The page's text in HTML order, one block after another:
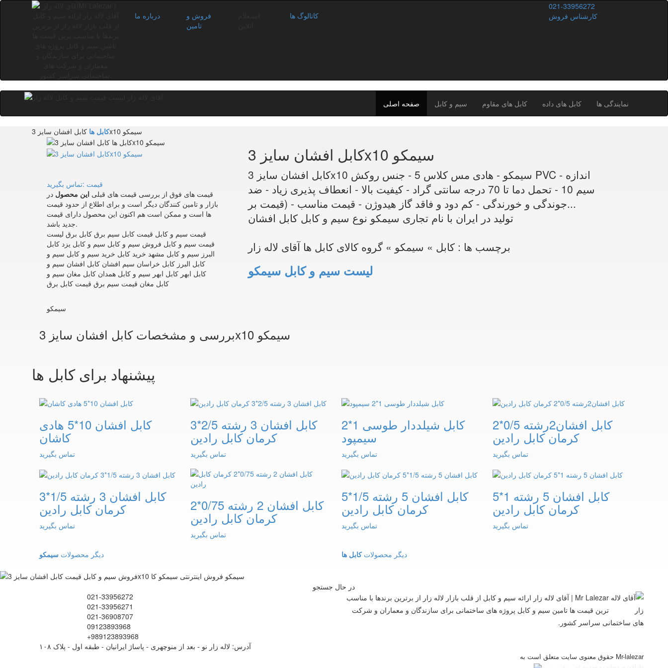
درباره ما
فروش و
تامین
کاتالوگ ها
021-33956272
کارشناس فروش
صفحه اصلی سیم و کابل کابل های مقاوم کابل های داده نمایندگی ها
کابل ها کابل افشان سایز 3x10 سیمکو
قیمت :تماس بگیرید
قیمت های فوق از بررسی قیمت های قبلیاین محصول در
بازار و تامین کنندگان دیگر است و برای اطلاع از حدود قیمت
ها است و ممکن است هم اکنون این محصول دارای قیمت
جدید باشد.
قیمت سیم و کابل قیمت کابل سیم برق کابل برق لیست
قیمت سیم و کابل فروش سیم و کابل سیم و کابل یزد کابل
البرز سیم و کابل مشهد خرید کابل خرید سیم و کابل سیم و
کابل البرز کابل خراسان سیم افشان کابل افشان سیم و
کابل ابهر کابل ابهر سیم و کابل همدان کابل مغان سیم و
کابل مغان قیمت سیم برق قیمت کابل برق
سیمکو
کابل افشان سایز 3x10 سیمکو
کابل افشان سایز 3x10 سیمکو - هادی مس کلاس 5 - جنس روکش PVC - اندازه
سیم 10 - تحمل دما تا 70 درجه سانتی گراد - کیفیت بالا - انعطاف پذیری زیاد - ضد
جوندگی و خورندگی - کم دود و فاقد گاز هیدوژن - قیمت مناسب - (قیمت بر...
تولید در ایران با نام تجاری سیمکو نوع سیم و کابل کابل افشان
برچسب ها : کابل » سیمکو » گروه کالای کابل ها آقای لاله زار
لیست سیم و کابل سیمکو
بررسی و مشخصات کابل افشان سایز 3x10 سیمکو
پیشنهاد برای کابل ها
کابل افشان 10*5 هادی
کاشان
تماس بگیرید
کابل افشان 3 رشته 2/5*3
کرمان کابل رادین
تماس بگیرید
کابل شیلددار طوسی 1*2
سیمپود
تماس بگیرید
کابل افشان2رشته 0/5*2
کرمان کابل رادین
تماس بگیرید
کابل افشان 3 رشته 1/5*3
کرمان کابل رادین
تماس بگیرید
کابل افشان 2 رشته 0/75*2
کرمان کابل رادین
تماس بگیرید
کابل افشان 5 رشته 1/5*5
کرمان کابل رادین
تماس بگیرید
کابل افشان 5 رشته 1*5
کرمان کابل رادین
تماس بگیرید
دیگر محصولاتسیمکو دیگر محصولاتکابل ها
در حال جستجو
021-33956272
021-33956271
021-36908707
09123893968
+989123893968
آدرس: لاله زار نو - بعد از منوچهری - پاساژ ایرانیان - طبقه اول - پلاک ۱۰۸
Mr Lalezar | آقای لاله زار ارائه سیم و کابل از قلب بازار لاله زار از برترین برندها با مناسب
ترین قیمت ها تامین سیم و کابل پروژه های ساختمانی برای سازندگان و معماران و شرکت
های ساختمانی سراسر کشور.
حقوق معنوی سایت متعلق است به Mr-lalezar